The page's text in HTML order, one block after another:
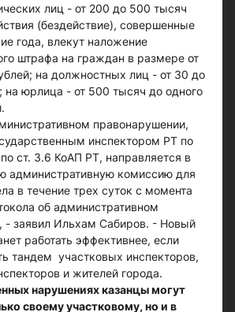
лиц - от 200 до 500 тысяч
(бездействие), совершенные
года, влекут наложение
штрафа на граждан в размере от
на должностных лиц - от 30 до
на юрлица - от 500 тысяч до одного
правонарушении,
инспектором РТ по
ст. 3.6 КоАП РТ, направляется в
административную комиссию для
в течение трех суток с момента
об административном
- заявил Ильхам Сабиров. - Новый
работать эффективнее, если
тандем участковых инспекторов,
и жителей города.
нарушениях казанцы могут
своему участковому, но и в